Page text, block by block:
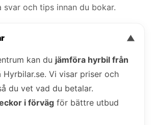
svar och tips innan du bokar.
▼
kan du jämföra hyrbil från
Hyrbilar.se. Vi visar priser och
du vet vad du betalar.
i förväg för bättre utbud